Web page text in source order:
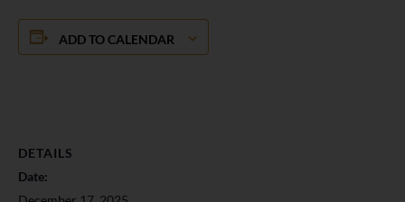
ADD TO CALENDAR
DETAILS
Date: